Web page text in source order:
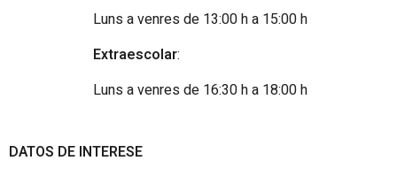
Luns a venres de 13:00 h a 15:00 h
Extraescolar:
Luns a venres de 16:30 h a 18:00 h
DATOS DE INTERESE